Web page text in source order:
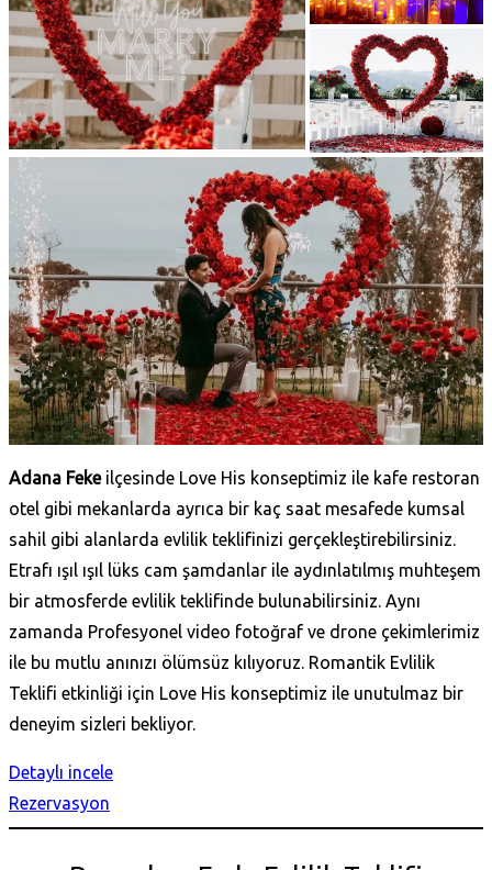
Adana Feke ilçesinde Love His konseptimiz ile kafe restoran
otel gibi mekanlarda ayrıca bir kaç saat mesafede kumsal
sahil gibi alanlarda evlilik teklifinizi gerçekleştirebilirsiniz.
Etrafı ışıl ışıl lüks cam şamdanlar ile aydınlatılmış muhteşem
bir atmosferde evlilik teklifinde bulunabilirsiniz. Aynı
zamanda Profesyonel video fotoğraf ve drone çekimlerimiz
ile bu mutlu anınızı ölümsüz kılıyoruz. Romantik Evlilik
Teklifi etkinliği için Love His konseptimiz ile unutulmaz bir
deneyim sizleri bekliyor.
Detaylı incele
Rezervasyon